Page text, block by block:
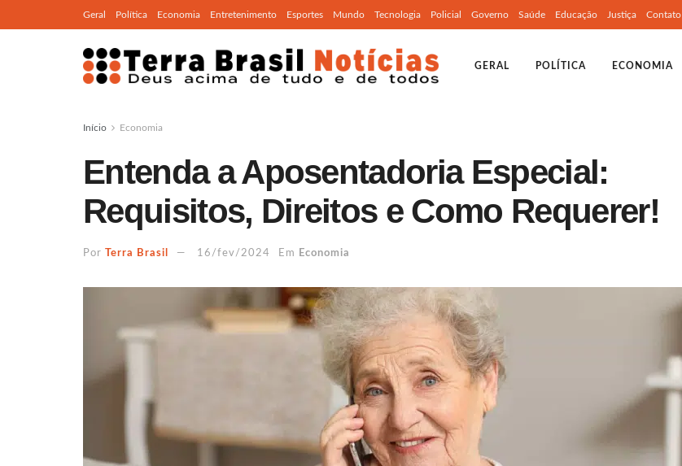
Geral Política Economia Entretenimento Esportes Mundo Tecnologia Policial Governo Saúde Educação Justiça Contato
GERAL POLÍTICA ECONOMIA
Início Economia
Entenda a Aposentadoria Especial:
Requisitos, Direitos e Como Requerer!
Por Terra Brasil 16/fev/2024 Em Economia